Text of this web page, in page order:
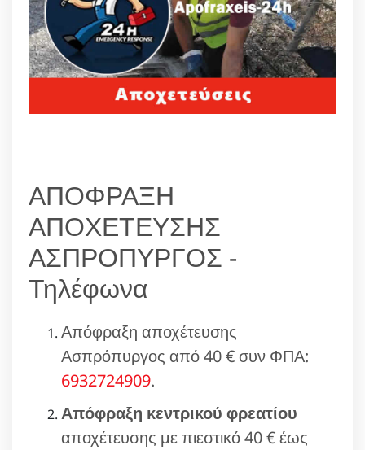
ΑΠΟΦΡΑΞΗ
ΑΠΟΧΕΤΕΥΣΗΣ
ΑΣΠΡΟΠΥΡΓΟΣ -
Τηλέφωνα
Απόφραξη αποχέτευσης
Ασπρόπυργος από 40 € συν ΦΠΑ:
6932724909.
Απόφραξη κεντρικού φρεατίου
αποχέτευσης με πιεστικό 40 € έως